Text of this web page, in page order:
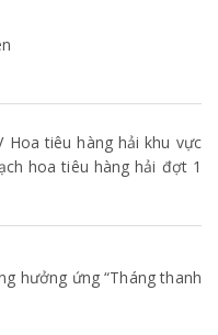
Hoa tiêu hàng hải khu vực
hoa tiêu hàng hải đợt 1
hưởng ứng “Tháng thanh